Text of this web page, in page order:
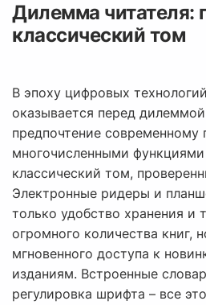
Дилемма читателя:
классический том
В эпоху цифровых
оказывается перед
предпочтение современному
многочисленными
классический том,
Электронные ридеры и
только удобство хранения и
огромного количества книг,
мгновенного доступа к
изданиям. Встроенные
регулировка шрифта – все